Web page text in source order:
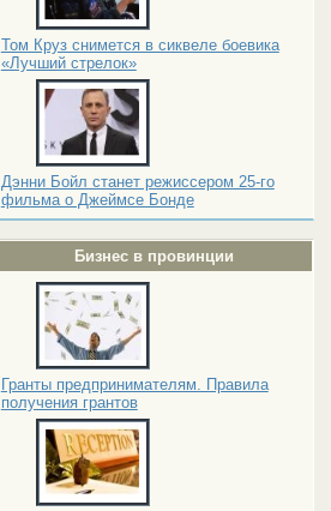
Том Круз снимется в сиквеле боевика
«Лучший стрелок»
Дэнни Бойл станет режиссером 25-го
фильма о Джеймсе Бонде
Бизнес в провинции
Гранты предпринимателям. Правила
получения грантов